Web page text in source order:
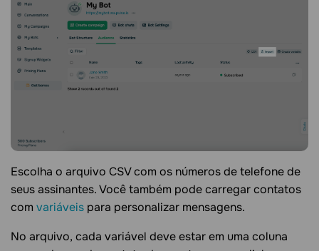
Escolha o arquivo CSV com os números de telefone de
seus assinantes. Você também pode carregar contatos
com variáveis para personalizar mensagens.
No arquivo, cada variável deve estar em uma coluna